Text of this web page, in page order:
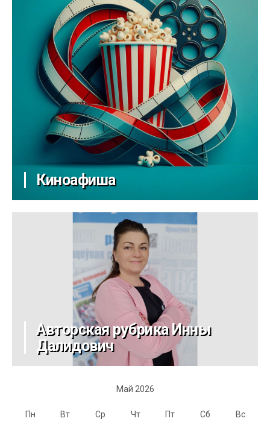
Киноафиша
Авторская рубрика Инны
Далидович
Май 2026
Пн Вт Ср Чт Пт Сб Вс